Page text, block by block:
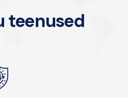
teenused